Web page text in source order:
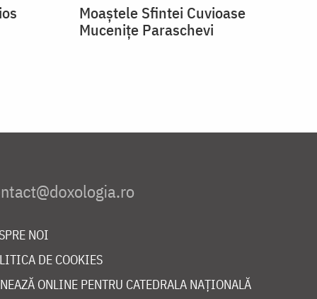
Moaștele Sfintei Cuvioase
Mucenițe Paraschevi
NOI
DE COOKIES
ONLINE PENTRU CATEDRALA NAȚIONALĂ